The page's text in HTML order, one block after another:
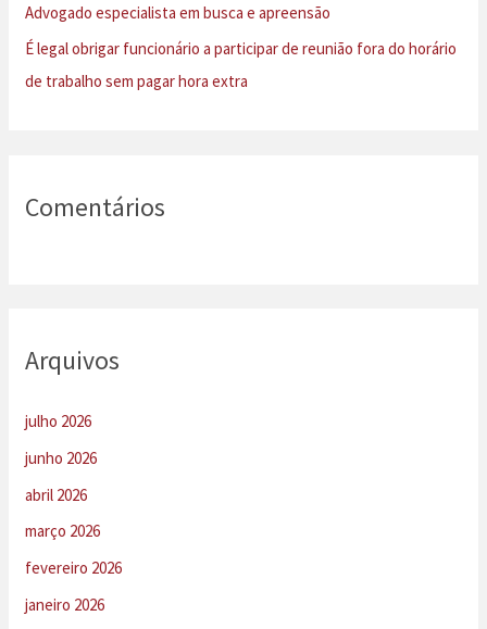
o
r
:
Advogado especialista em busca e apreensão
É legal obrigar funcionário a participar de reunião fora do horário
de trabalho sem pagar hora extra
Comentários
Arquivos
julho 2026
junho 2026
abril 2026
março 2026
fevereiro 2026
janeiro 2026